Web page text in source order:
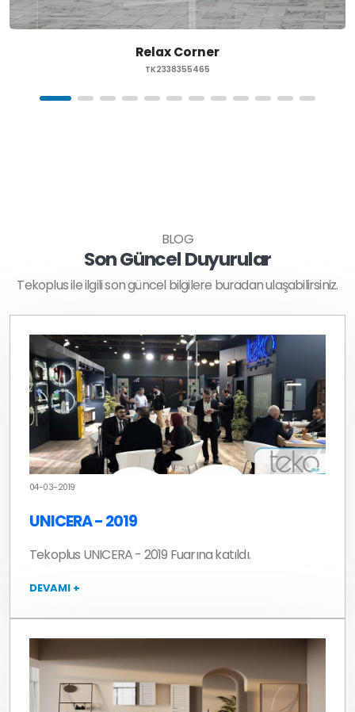
Relax Corner
TK2338355465
BLOG
Son Güncel Duyurular
Tekoplus ile ilgili son güncel bilgilere buradan ulaşabilirsiniz.
04-03-2019
UNICERA - 2019
Tekoplus UNICERA - 2019 Fuarına katıldı.
DEVAMI +